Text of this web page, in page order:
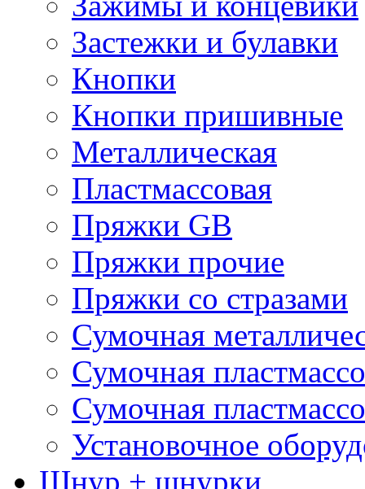
Застежки и булавки
Кнопки
Кнопки пришивные
Металлическая
Пластмассовая
Пряжки GB
Пряжки прочие
Пряжки со стразами
Сумочная
Сумочная
Сумочная
Установочное
Шнур + шнурки